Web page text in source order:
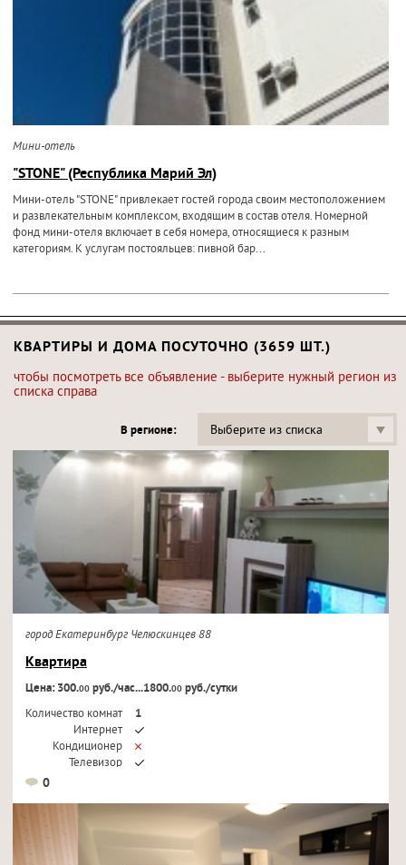
Мини-отель
"STONE" (Республика Марий Эл)
Мини-отель "STONE" привлекает гостей города своим местоположением
и развлекательным комплексом, входящим в состав отеля. Номерной
фонд мини-отеля включает в себя номера, относящиеся к разным
категориям. К услугам постояльцев: пивной бар...
КВАРТИРЫ И ДОМА ПОСУТОЧНО (3659 ШТ.)
чтобы посмотреть все объявление - выберите нужный регион из
списка справа
В регионе: Выберите из списка
город Екатеринбург Челюскинцев 88
Квартира
Цена: 300.00руб./час...1800.00руб./сутки
Количество комнат
1
Интернет
Кондиционер
Телевизор
0